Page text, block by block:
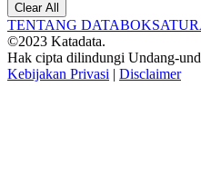
Clear All
TENTANG DATABOKS
©2023 Katadata.
Hak cipta dilindungi Undang-
Kebijakan Privasi | Disclaimer